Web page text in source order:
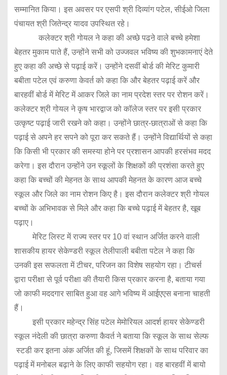
सम्मानित किया। इस अवसर पर एसपी श्री दिव्यांग पटेल, सीईओ जिला
पंचायत श्री जितेन्द्र यादव उपस्थित रहे।
कलेक्टर श्री गोयल ने कहा की अच्छे पढऩे वाले बच्चे हमेशा
बेहतर मुकाम पाते हैं, उन्होंने सभी को उज्जवल भविष्य की शुभकामनाएं देते
हुए कहा की अच्छे से पढ़ाई करें। उन्होंने दसवीं बोर्ड की मेरिट कुमारी
बबीता पटेल एवं करुणा केवर्त को कहा कि और बेहतर पढ़ाई करें और
बारहवीं बोर्ड में मेरिट में आकर जिले का नाम प्रदेश स्तर पर रोशन करें।
कलेक्टर श्री गोयल ने कृष भारद्वाज को कॉलेज स्तर पर इसी प्रकार
उत्कृष्ट पढ़ाई जारी रखने को कहा। उन्होंने छात्र-छात्राओं से कहा कि
पढ़ाई से अपने हर सपने को पूरा कर सकते हैं। उन्होंने विद्यार्थियों से कहा
कि किसी भी प्रकार की समस्या होने पर प्रशासन आपकी हरसंभव मदद
करेगा। इस दौरान उन्होंने उन स्कूलों के शिक्षकों की प्रशंसा करते हुए
कहा कि बच्चों की मेहनत के साथ आपकी मेहनत के कारण आज बच्चे
स्कूल और जिले का नाम रोशन किए है। इस दौरान कलेक्टर श्री गोयल
बच्चों के अभिभावक से मिले और कहा कि बच्चे पढ़ाई में बेहतर है, खूब
पढ़ाए।
मेरिट लिस्ट में राज्य स्तर पर 10 वां स्थान अर्जित करने वाली
शासकीय हायर सेकेण्डरी स्कूल तेलीपाली बबीता पटेल ने कहा कि
उनकी इस सफलता में टीचर, परिजन का विशेष सहयोग रहा। टीचर्स
द्वारा परीक्षा से पूर्व परीक्षा की तैयारी किस प्रकार करना है, बताया गया
जो काफी मददगार साबित हुआ वह आगे भविष्य में आईएएस बनाना चाहती
हैं।
इसी प्रकार महेन्द्र सिंह पटेल मेमोरियल आदर्श हायर सेकेण्डरी
स्कूल नंदेली की छात्रा करुणा कैवर्त ने बताया कि स्कूल के साथ सेल्फ
स्टडी कर इतना अंक अर्जित की हूं, जिसमें शिक्षकों के साथ परिवार का
पढ़ाई में मनोबल बढ़ाने के लिए काफी सहयोग रहा। वह बारहवीं में बायो